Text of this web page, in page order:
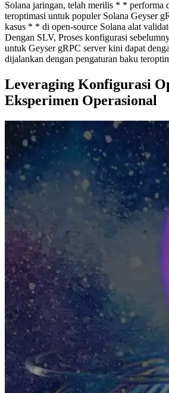
Solana jaringan, telah merilis * * performa
teroptimasi untuk populer Solana Geyser
kasus * * di open-source Solana alat
Dengan SLV, Proses konfigurasi
untuk Geyser gRPC server kini dapat
dijalankan dengan pengaturan baku
Leveraging Konfigurasi
Eksperimen Operasional